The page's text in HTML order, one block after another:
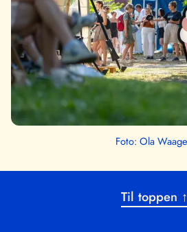
Foto: Ola
Til toppen ↑